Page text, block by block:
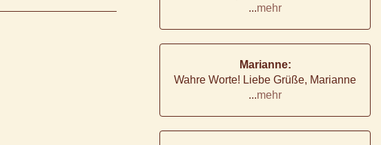
...mehr
Marianne:
Wahre Worte! Liebe Grüße, Marianne
...mehr